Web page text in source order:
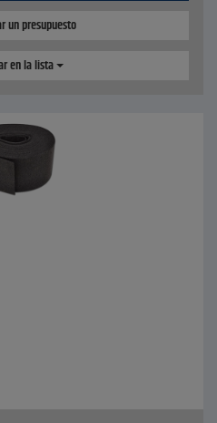
un presupuesto
en la lista